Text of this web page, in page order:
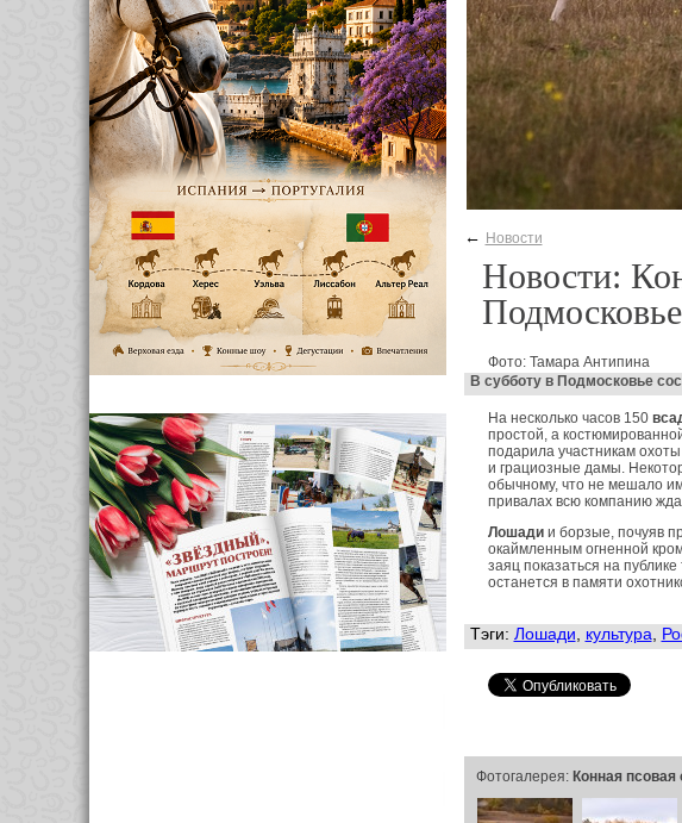
← Новости
Новости:
Подмосковье
Фото: Тамара Антипина
В субботу в Подмосковье
На несколько часов 150
простой, а
подарила участникам
и грациозные дамы.
обычному, что не мешало
привалах всю компанию
Лошади и борзые, почуяв
окаймленным огненной
заяц показаться на
останется в памяти
Тэги: Лошади культура
Фотогалерея: Конная